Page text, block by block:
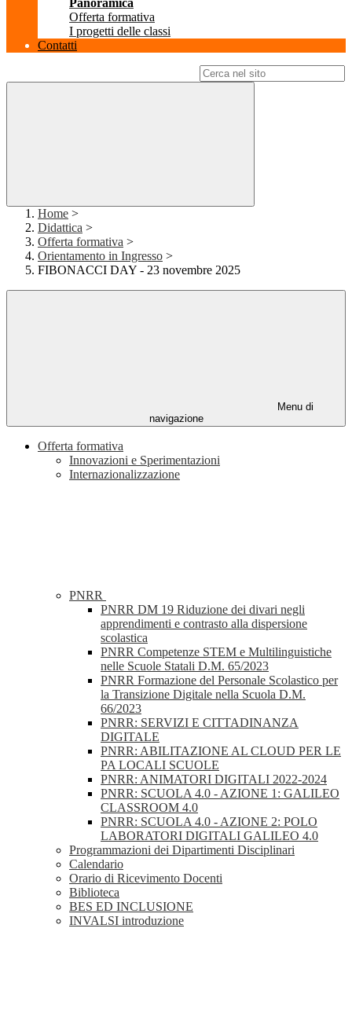
Panoramica
Offerta formativa
I progetti delle classi
Contatti
Home >
Didattica >
Offerta formativa >
Orientamento in Ingresso >
FIBONACCI DAY - 23 novembre 2025
Menu di
navigazione
Offerta formativa
Innovazioni e Sperimentazioni
Internazionalizzazione
PNRR
PNRR DM 19 Riduzione dei divari negli
apprendimenti e contrasto alla dispersione
scolastica
PNRR Competenze STEM e Multilinguistiche
nelle Scuole Statali D.M. 65/2023
PNRR Formazione del Personale Scolastico per
la Transizione Digitale nella Scuola D.M.
66/2023
PNRR: SERVIZI E CITTADINANZA
DIGITALE
PNRR: ABILITAZIONE AL CLOUD PER LE
PA LOCALI SCUOLE
PNRR: ANIMATORI DIGITALI 2022-2024
PNRR: SCUOLA 4.0 - AZIONE 1: GALILEO
CLASSROOM 4.0
PNRR: SCUOLA 4.0 - AZIONE 2: POLO
LABORATORI DIGITALI GALILEO 4.0
Programmazioni dei Dipartimenti Disciplinari
Calendario
Orario di Ricevimento Docenti
Biblioteca
BES ED INCLUSIONE
INVALSI introduzione